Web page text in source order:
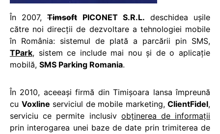
În 2007, Timsoft PICONET S.R.L. deschidea ușile
către noi direcții de dezvoltare a tehnologiei mobile
în România: sistemul de plată a parcării pin SMS,
TPark, sistem ce include mai nou și de o aplicație
mobilă, SMS Parking Romania.
În 2010, aceeași firmă din Timișoara lansa împreună
cu Voxline serviciul de mobile marketing, ClientFidel,
serviciu ce permite inclusiv obținerea de informații
prin interogarea unei baze de date prin trimiterea de